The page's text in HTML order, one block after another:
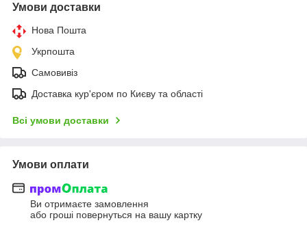
Умови доставки
Нова Пошта
Укрпошта
Самовивіз
Доставка кур'єром по Києву та області
Всі умови доставки
Умови оплати
Ви отримаєте замовлення
або гроші повернуться на вашу картку